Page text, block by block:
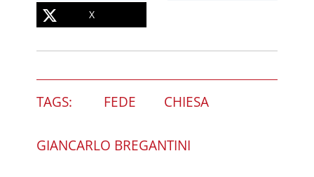
X
TAGS: FEDE CHIESA
GIANCARLO BREGANTINI